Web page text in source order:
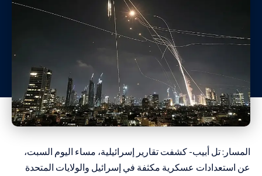
المسار: تل أبيب- كشفت تقارير إسرائيلية، مساء اليوم السبت،
عن استعدادات عسكرية مكثفة في إسرائيل والولايات المتحدة